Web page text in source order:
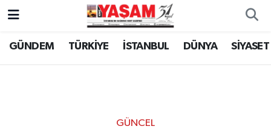
GÜNDEM TÜRKİYE İSTANBUL DÜNYA SİYASET
GÜNCEL